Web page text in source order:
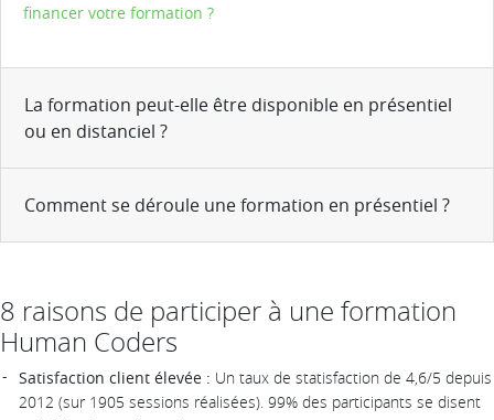
financer votre formation ?
La formation peut-elle être disponible en présentiel
ou en distanciel ?
Comment se déroule une formation en présentiel ?
8 raisons de participer à une formation
Human Coders
Satisfaction client élevée : Un taux de statisfaction de 4,6/5 depuis
2012 (sur 1905 sessions réalisées). 99% des participants se disent